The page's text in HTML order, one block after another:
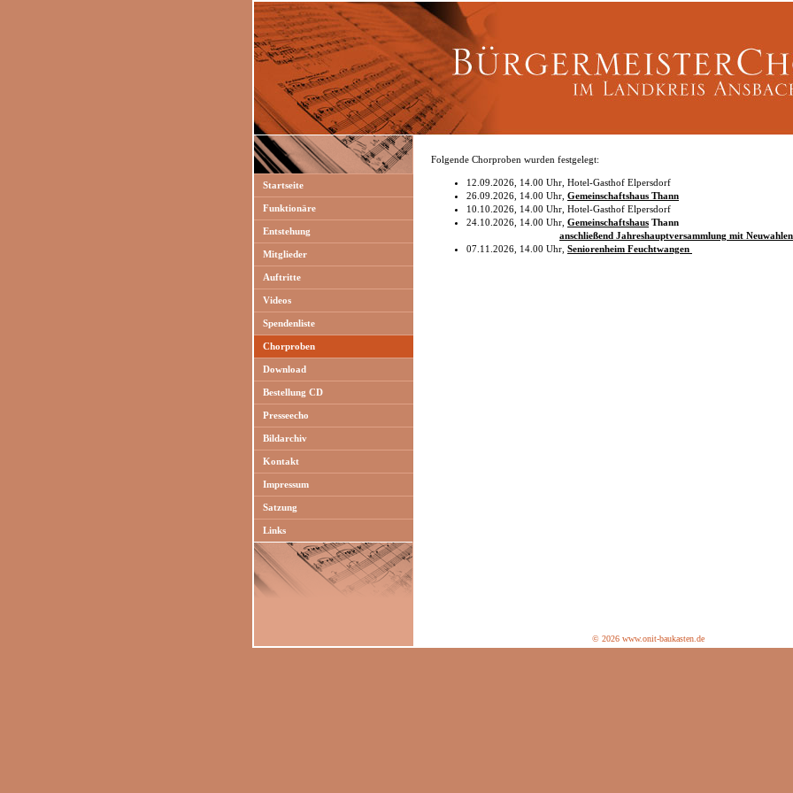
Startseite
Funktionäre
Entstehung
Mitglieder
Auftritte
Videos
Spendenliste
Chorproben
Download
Bestellung CD
Presseecho
Bildarchiv
Kontakt
Impressum
Satzung
Links
Folgende Chorproben wurden festgelegt:
12.09.2026, 14.00 Uhr, Hotel-Gasthof Elpersdorf
26.09.2026, 14.00 Uhr, Gemeinschaftshaus Thann
10.10.2026, 14.00 Uhr, Hotel-Gasthof Elpersdorf
24.10.2026, 14.00 Uhr, Gemeinschaftshaus Thann
anschließend Jahreshauptversammlung mit Neuwahlen
07.11.2026, 14.00 Uhr, Seniorenheim Feuchtwangen
© 2026 www.onit-baukasten.de